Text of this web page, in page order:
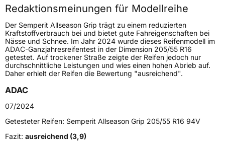
Höchstgeschwindigkeit
240 km/h
Lastindex95
Höchstlast690 kg
Gewicht (in kg)9,63 kg
Generelle Merkmale
Fahrzeugtyp
VerwendungGanzjahresreifen
ModellnameAllSeason Grip
Redaktionsmeinungen für Modellreihe
Der Semperit Allseason Grip trägt zu einem reduzierten
Kraftstoffverbrauch bei und bietet gute Fahreigenschaften bei
Nässe und Schnee. Im Jahr 2024 wurde dieses Reifenmodell im
ADAC-Ganzjahresreifentest in der Dimension 205/55 R16
getestet. Auf trockener Straße zeigte der Reifen jedoch nur
durchschnittliche Leistungen und wies einen hohen Abrieb auf.
Daher erhielt der Reifen die Bewertung "ausreichend".
ADAC
07/2024
Getesteter Reifen: Semperit Allseason Grip 205/55 R16 94V
Fazit: ausreichend (3,9)